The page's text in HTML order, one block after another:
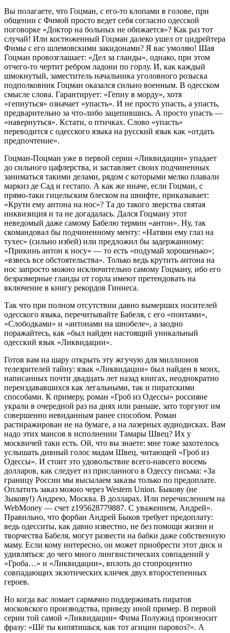
Вы полагаете, что Гоцман, с его-то клопами в голове, при
общении с Фимой просто ведет себя согласно одесской
поговорке «Доктор на больных не обижается»? Как раз тот
случай! Или костюженный Гоцман далеко ушел от цидрейтера
Фимы с его шлемовскими закидонами? Я вас умоляю! Шая
Гоцман провозглашает: «Дел за гланды», однако, при этом
отчего-то чертит ребром ладони по горлу. И, как каждый
шмокнутый, заместитель начальника уголовного розыска
подполковник Гоцман оказался сильно военным. В одесском
смысле слова. Гарантирует: «Гепну в морду», хотя
«гепнуться» означает «упасть». И не просто упасть, а упасть,
предварительно за что-либо зацепившись. А просто упасть —
«навернуться». Кстати, о птичках. Слово «упасть»
переводится с одесского языка на русский язык как «отдать
предпочтение».
Гоцман-Поцман уже в первой серии «Ликвидации» упадает
до сильного цафлерства, и заставляет своих подчиненных
заниматься такими делами, рядом с которыми мелко плавали
маркиз де Сад и гестапо. А как же иначе, если Гоцман, с
прямо-таки гицельским блеском на шнифте, приказывает:
«Крути ему антона на нос»? Та до такого зверства святая
инквизиция и та не догадалась. Дался Гоцману этот
неведомый даже самому Бабелю термин «антон». Ну, так
скомандовал бы подчиненному менту: «Натяни ему глаз на
тухес» (сильно избей) или предложил бы задержанному:
«Прикинь антон к носу» — то есть «подумай хорошенько»;
«взвесь все обстоятельства». Только ведь крутить антона на
нос запросто можно исключительно самому Гоцману, ибо его
безразмерные гланды от горла имеют претендовать на
включение в книгу рекордов Гиннеса.
Так что при полном отсутствии давно вымерших носителей
одесского языка, перечитывайте Бабеля, с его «понтами»,
«Слободками» и «антонами на шнобеле», а заодно
поражайтесь, как «был найден настоящий уникальный
одесский язык «Ликвидации».
Готов вам на шару открыть эту жгучую для миллионов
телезрителей тайну: язык «Ликвидации» был найден в моих,
написанных почти двадцать лет назад книгах, неоднократно
переиздававшихся как легальными, так и пиратскими
способами. К примеру, роман «Гроб из Одессы» россияне
украли в очередной раз на днях или раньше, зато торгуют им
совершенно невиданным ранее способом. Роман
растиражирован не на бумаге, а на лазерных аудиодисках. Вам
надо этих мансов в исполнении Тамары Швец? Их у
москвичей таки есть. Ой, что вы знаете: мне тоже захотелось
услышать дивный голос мадам Швец, читающей «Гроб из
Одессы». И стоит это удовольствие всего-навсего восемь
долларов, как следует из присланного в Одессу письма: «За
границу России мы высылаем заказы только по предоплате.
Оплатить заказ можно через Western Union. Быкову (не
Зыкову!) Андрею, Москва. В долларах. Или перечислением на
WebMoney — счет z195628779887. С уважением, Андрей».
Правильно, что форбан Андрей Быков требует предоплату:
ведь одесситы, как давно известно, не без помощи жизни и
творчества Бабеля, могут развести на бабки даже собственную
маму. Если кому интересно, он может приобрести этот диск и
удивляться: до чего много лингвистических совпадений у
«Гроба…» и «Ликвидации», вплоть до стопроцентно
совпадающих экзотических кличек двух второстепенных
героев.
Но когда вас ломает сармачно поддерживать пиратов
московского производства, приведу иной пример. В первой
серии той самой «Ликвидации» Фима Полужид произносит
фразу: «Шё ты кипятишься, как тот агицин паровоз?». А